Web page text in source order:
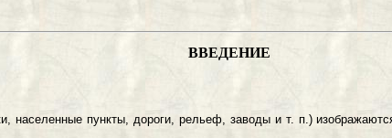
ВВЕДЕНИЕ
пункты, дороги, рельеф, заводы и т. п.)